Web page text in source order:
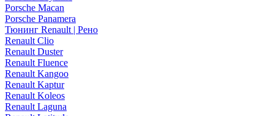
Porsche Macan
Porsche Panamera
Тюнинг Renault | Рено
Renault Clio
Renault Duster
Renault Fluence
Renault Kangoo
Renault Kaptur
Renault Koleos
Renault Laguna